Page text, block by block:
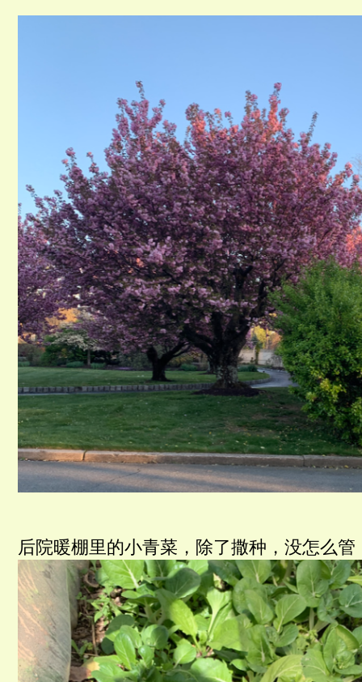
后院暖棚里的小青菜，除了撒种，没怎么管